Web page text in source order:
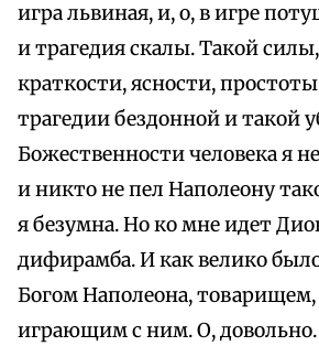
игра львиная, и, о, в игре
и трагедия скалы. Такой
краткости, ясности,
трагедии бездонной и такой
Божественности человека я
и никто не пел Наполеону
я безумна. Но ко мне идет
дифирамба. И как велико было
Богом Наполеона, товарищем,
играющим с ним. О,